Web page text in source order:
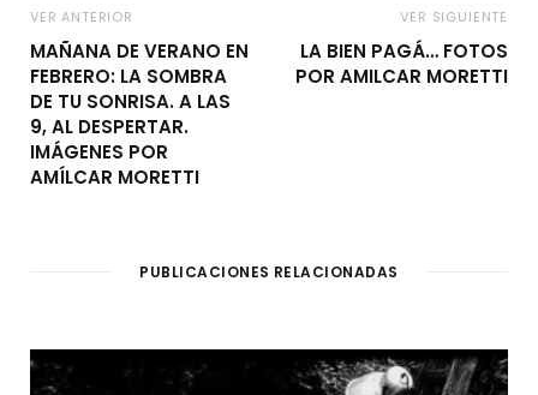
VER ANTERIOR
MAÑANA DE VERANO EN
FEBRERO: LA SOMBRA
DE TU SONRISA. A LAS
9, AL DESPERTAR.
IMÁGENES POR
AMÍLCAR MORETTI
VER SIGUIENTE
LA BIEN PAGÁ… FOTOS
POR AMILCAR MORETTI
PUBLICACIONES RELACIONADAS